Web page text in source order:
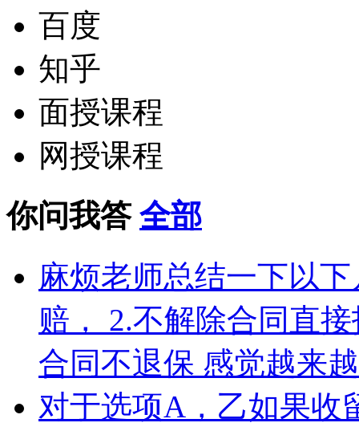
百度
知乎
面授课程
网授课程
你问我答 全部
麻烦老师总结一下以
赔， 2.不解除合同直
合同不退保 感觉越来
对于选项A，乙如果收